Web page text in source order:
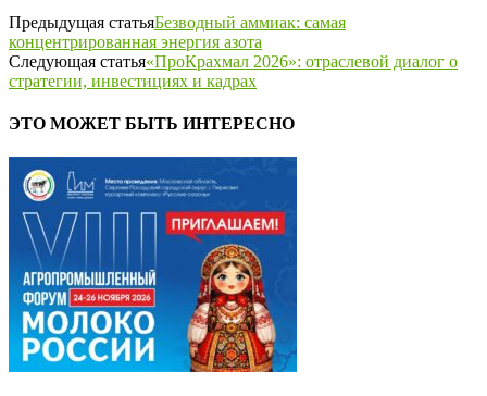
Предыдущая статьяБезводный аммиак: самая
концентрированная энергия азота
Следующая статья«ПроКрахмал 2026»: отраслевой диалог о
стратегии, инвестициях и кадрах
ЭТО МОЖЕТ БЫТЬ ИНТЕРЕСНО